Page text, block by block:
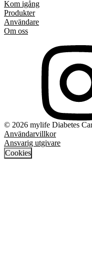
Kom igång
Produkter
Användare
Om oss
© 2026 mylife Diabetes
Användarvillkor
Ansvarig utgivare
Cookies